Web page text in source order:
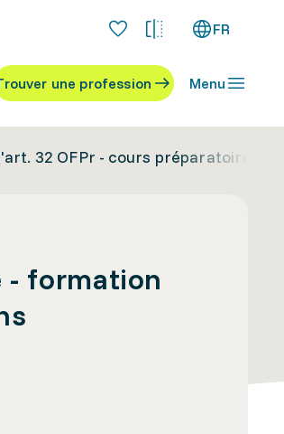
FR
une profession Menu
32 OFPr - cours préparatoires et
- formation